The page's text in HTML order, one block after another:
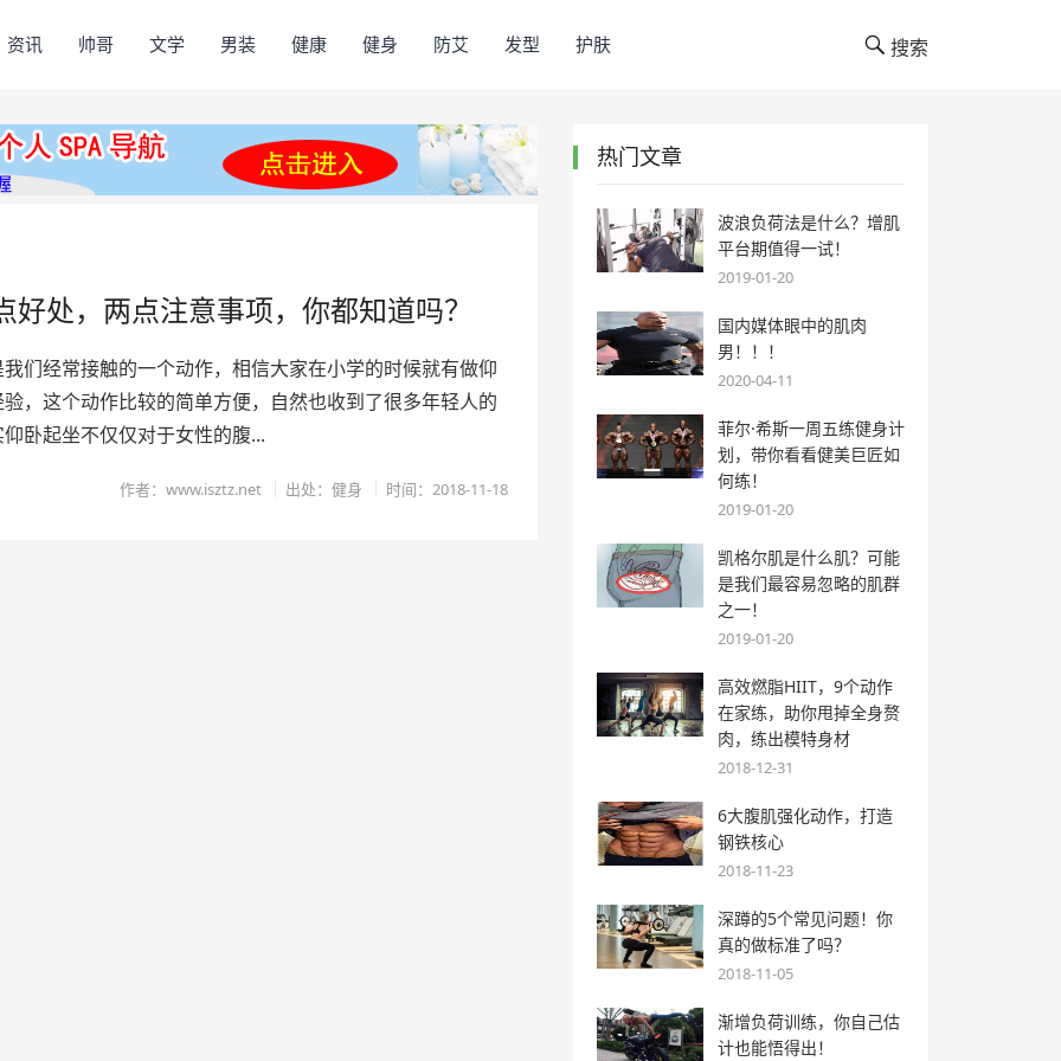
资讯 帅哥 文学 男装 健康 健身 防艾 发型 护肤 搜索
处，两点注意事项，你都知道吗？
们经常接触的一个动作，相信大家在小学的时候就有做仰
，这个动作比较的简单方便，自然也收到了很多年轻人的
卧起坐不仅仅对于女性的腹...
作者：www.isztz.net 出处：健身 时间：2018-11-18
热门文章
波浪负荷法是什么？增肌
平台期值得一试！
2019-01-20
国内媒体眼中的肌肉
男！！！
2020-04-11
菲尔·希斯一周五练健身计
划，带你看看健美巨匠如
何练！
2019-01-20
凯格尔肌是什么肌？可能
是我们最容易忽略的肌群
之一！
2019-01-20
高效燃脂HIIT，9个动作
在家练，助你甩掉全身赘
肉，练出模特身材
2018-12-31
6大腹肌强化动作，打造
钢铁核心
2018-11-23
深蹲的5个常见问题！你
真的做标准了吗？
2018-11-05
渐增负荷训练，你自己估
计也能悟得出！